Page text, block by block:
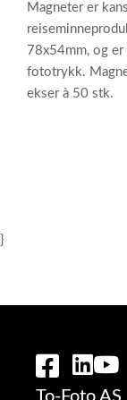
Magneter er
78x54mm, og
fototrykk.
ekser à 50 stk.
}
To-Foto AS